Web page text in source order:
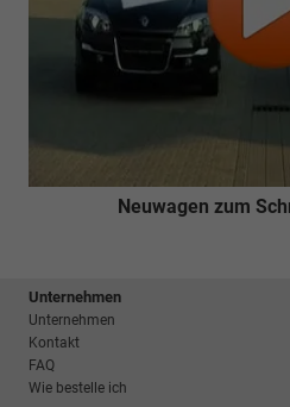
Neuwagen zum
Unternehmen
Unternehmen
Kontakt
FAQ
Wie bestelle ich